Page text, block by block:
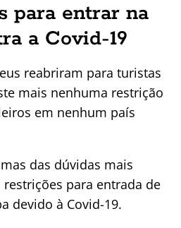
para entrar na
a Covid-19
reabriram para turistas
mais nenhuma restrição
em nenhum país
das dúvidas mais
para entrada de
devido à Covid-19.